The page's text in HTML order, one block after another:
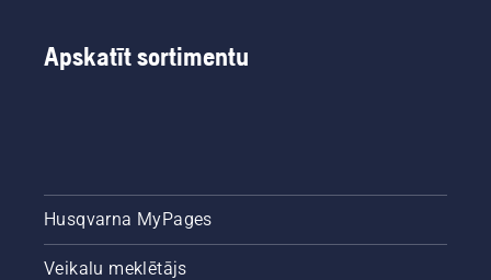
Apskatīt sortimentu
Husqvarna MyPages
Veikalu meklētājs